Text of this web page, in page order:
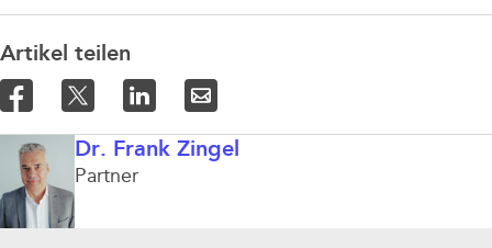
Artikel teilen
Dr. Frank Zingel
Partner